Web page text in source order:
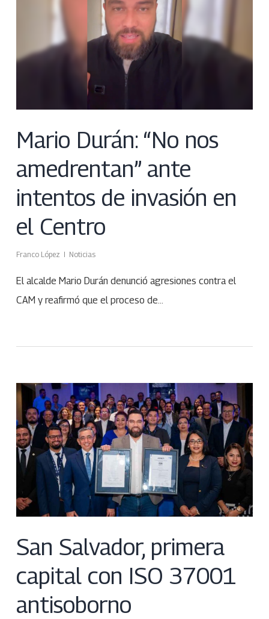
Mario Durán: “No nos
amedrentan” ante
intentos de invasión en
el Centro
Franco López Noticias
El alcalde Mario Durán denunció agresiones contra el
CAM y reafirmó que el proceso de…
San Salvador, primera
capital con ISO 37001
antisoborno